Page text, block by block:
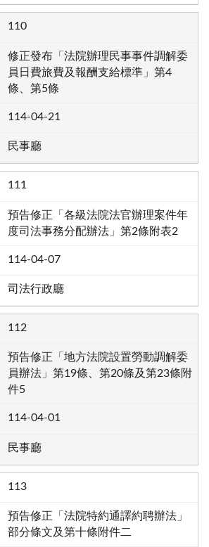
110
修正發布「法院辦理民事事件調解委
員日費旅費及報酬支給標準」第4
條、第5條
114-04-21
民事廳
111
預告修正「各級法院法官辦理案件年
度司法事務分配辦法」第2條附表2
114-04-07
司法行政廳
112
預告修正「地方法院設置勞動調解委
員辦法」第19條、第20條及第23條附
件5
114-04-01
民事廳
113
預告修正「法院特約通譯約聘辦法」
部分條文及第十條附件二